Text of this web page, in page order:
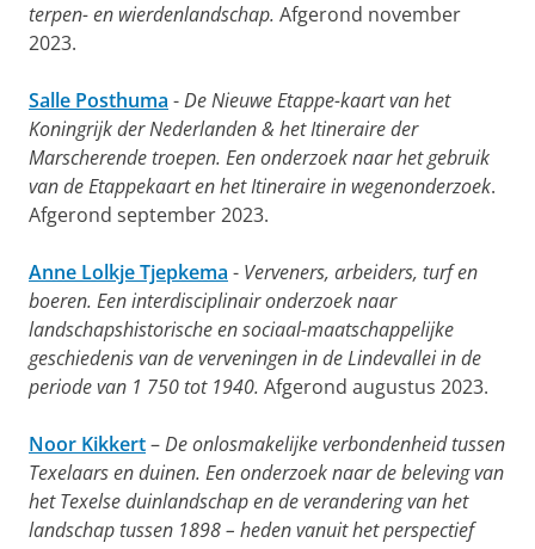
terpen- en wierdenlandschap. Afgerond november
2023.
Salle Posthuma -De Nieuwe Etappe-kaart van het
Koningrijk der Nederlanden & het Itineraire der
Marscherende troepen. Een onderzoek naar het gebruik
van de Etappekaart en het Itineraire in wegenonderzoek.
Afgerond september 2023.
Anne Lolkje Tjepkema - Verveners, arbeiders, turf en
boeren. Een interdisciplinair onderzoek naar
landschapshistorische en sociaal-maatschappelijke
geschiedenis van de verveningen in de Lindevallei in de
periode van 1 750 tot 1940. Afgerond augustus 2023.
Noor Kikkert–De onlosmakelijke verbondenheid tussen
Texelaars en duinen. Een onderzoek naar de beleving van
het Texelse duinlandschap en de verandering van het
landschap tussen 1898 – heden vanuit het perspectief